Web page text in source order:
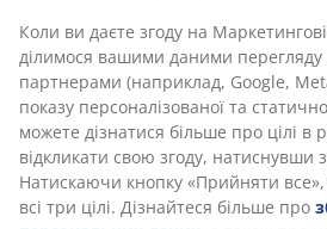
Плавний механізм нахилу
Плавний механізм нахилу дає
спинці трохи відхилятися,
коли ви відкидаєтеся назад. Це
природні рухи, щоб ви могли
Ви також можете збільшити
плавного нахилу, щоб це було
кнопку «Прийняти все», ви
цілі. Дізнайтеся більше прозбір та
персональних даних, а також про
щодофайлів cookie.